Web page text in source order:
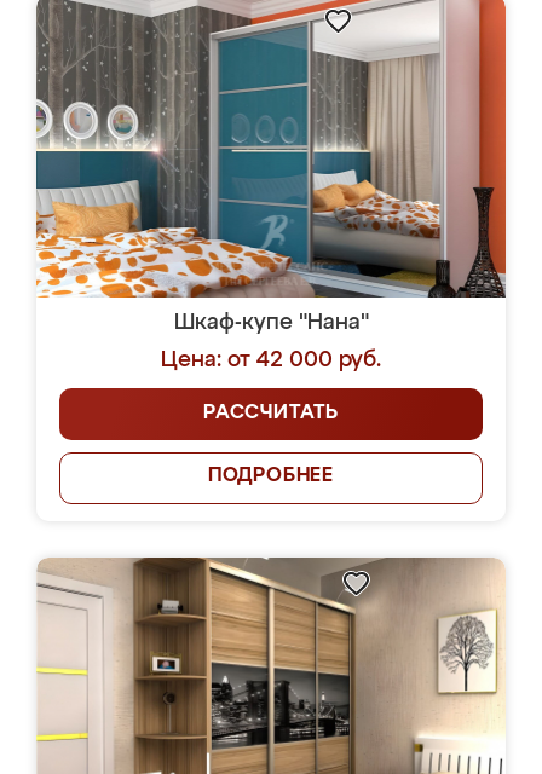
Шкаф-купе "Нана"
Цена: от 42 000 руб.
РАССЧИТАТЬ
ПОДРОБНЕЕ